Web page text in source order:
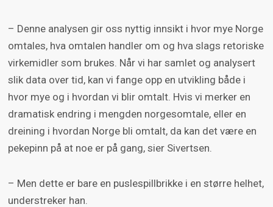
– Denne analysen gir oss nyttig innsikt i hvor mye Norge
omtales, hva omtalen handler om og hva slags retoriske
virkemidler som brukes. Når vi har samlet og analysert
slik data over tid, kan vi fange opp en utvikling både i
hvor mye og i hvordan vi blir omtalt. Hvis vi merker en
dramatisk endring i mengden norgesomtale, eller en
dreining i hvordan Norge bli omtalt, da kan det være en
pekepinn på at noe er på gang, sier Sivertsen.
– Men dette er bare en puslespillbrikke i en større helhet,
understreker han.